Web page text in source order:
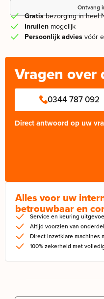
Ontvang
Gratisbezorging in heel
Inruilen mogelijk
Persoonlijk advies vóór
Vragen over
0344 787 092
Direct antwoord op uw
Alles voor uw
betrouwbaar en
Service en keuring
Altijd voorzien van
Direct inzetklare machines
100% zekerheid met